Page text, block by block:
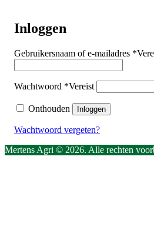
Inloggen
Gebruikersnaam of e-mailadres *
Wachtwoord *Vereist
Onthouden Inloggen
Wachtwoord vergeten?
Mertens Agri © 2026. Alle rechten